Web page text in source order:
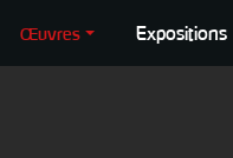
Œuvres Expositions